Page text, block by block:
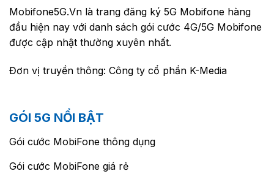
Mobifone5G.Vn là trang đăng ký 5G Mobifone hàng
đầu hiện nay với danh sách gói cước 4G/5G Mobifone
được cập nhật thường xuyên nhất.
Đơn vị truyền thông: Công ty cổ phần K-Media
GÓI 5G NỔI BẬT
Gói cước MobiFone thông dụng
Gói cước MobiFone giá rẻ